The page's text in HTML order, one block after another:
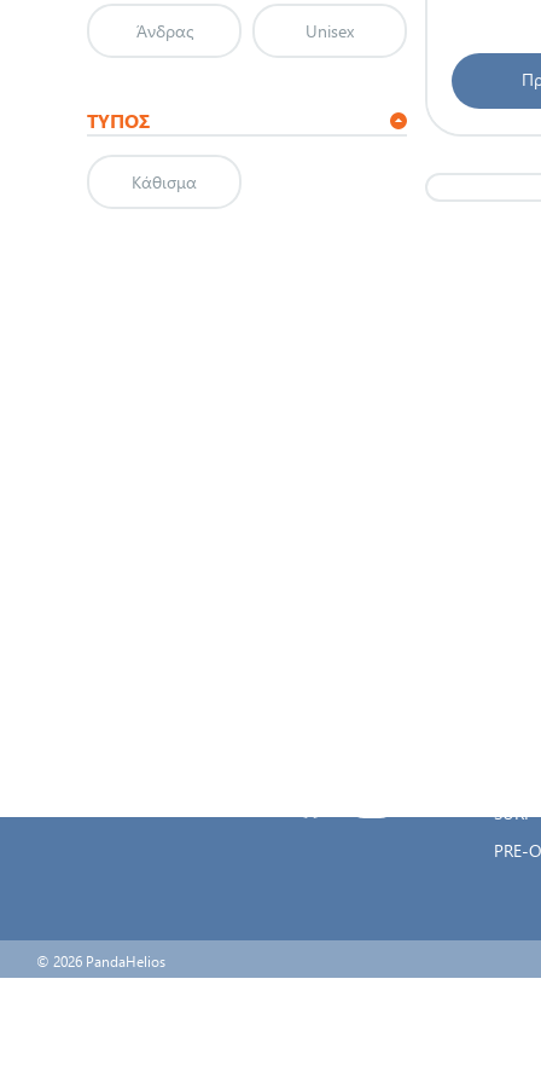
Άνδρας Unisex
ΤΎΠΟΣ
Κάθισμα
SURF
PRE-
© 2026 PandaHelios